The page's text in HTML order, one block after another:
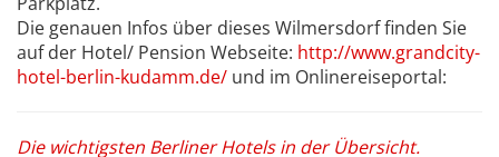
Die genauen Infos über dieses Wilmersdorf finden Sie
auf der Hotel/ Pension Webseite: http://www.grandcity-
hotel-berlin-kudamm.de/ und im Onlinereiseportal:
Die wichtigsten Berliner Hotels in der Übersicht.